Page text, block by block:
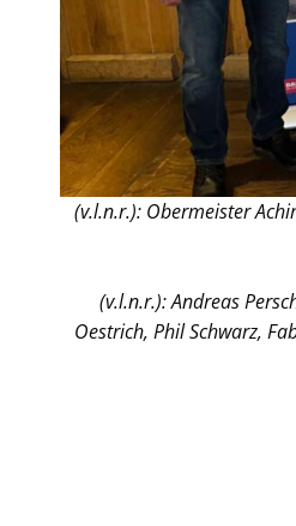
(v.l.n.r.): Obermeister
(v.l.n.r.): Andreas
Oestrich, Phil Schwarz,